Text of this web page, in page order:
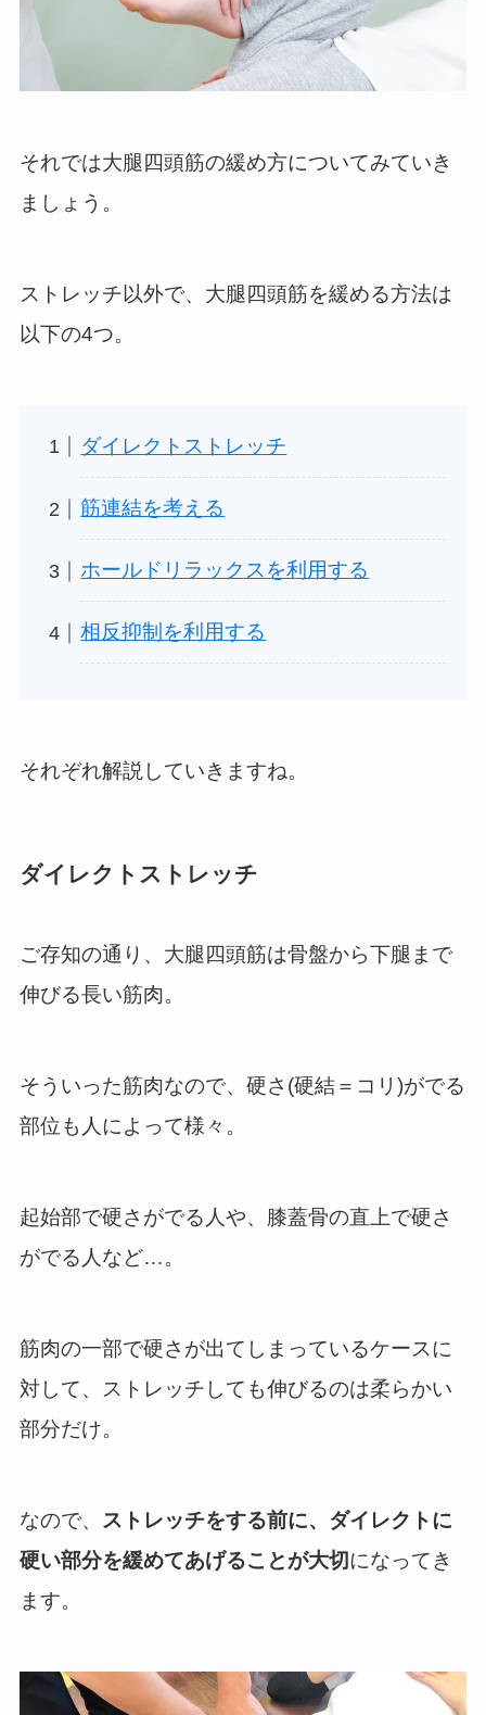
それでは大腿四頭筋の緩め方についてみていき
ましょう。
ストレッチ以外で、大腿四頭筋を緩める方法は
以下の4つ。
ダイレクトストレッチ
筋連結を考える
ホールドリラックスを利用する
相反抑制を利用する
それぞれ解説していきますね。
ダイレクトストレッチ
ご存知の通り、大腿四頭筋は骨盤から下腿まで
伸びる長い筋肉。
そういった筋肉なので、硬さ(硬結＝コリ)がでる
部位も人によって様々。
起始部で硬さがでる人や、膝蓋骨の直上で硬さ
がでる人など…。
筋肉の一部で硬さが出てしまっているケースに
対して、ストレッチしても伸びるのは柔らかい
部分だけ。
なので、 ストレッチをする前に、ダイレクトに
硬い部分を緩めてあげることが大切になってき
ます。